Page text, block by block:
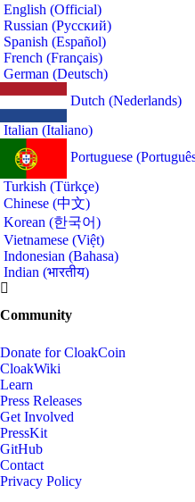
English (Official)
Russian (Русский)
Spanish (Español)
French (Français)
German (Deutsch)
Dutch (Nederlands)
Italian (Italiano)
Portuguese
Turkish (Türkçe)
Chinese (中文)
Korean (한국어)
Vietnamese (Việt)
Indonesian (Bahasa)
Indian (भारतीय)
Community
Donate for CloakCoin
CloakWiki
Learn
Press Releases
Get Involved
PressKit
GitHub
Contact
Privacy Policy